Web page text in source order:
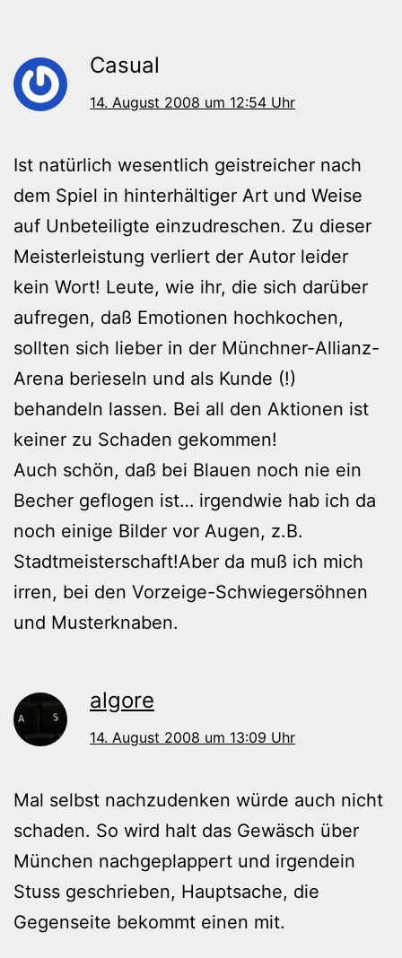
Casual
14. August 2008 um 12:54 Uhr
Ist natürlich wesentlich geistreicher nach
dem Spiel in hinterhältiger Art und Weise
auf Unbeteiligte einzudreschen. Zu dieser
Meisterleistung verliert der Autor leider
kein Wort! Leute, wie ihr, die sich darüber
aufregen, daß Emotionen hochkochen,
sollten sich lieber in der Münchner-Allianz-
Arena berieseln und als Kunde (!)
behandeln lassen. Bei all den Aktionen ist
keiner zu Schaden gekommen!
Auch schön, daß bei Blauen noch nie ein
Becher geflogen ist… irgendwie hab ich da
noch einige Bilder vor Augen, z.B.
Stadtmeisterschaft!Aber da muß ich mich
irren, bei den Vorzeige-Schwiegersöhnen
und Musterknaben.
algore
14. August 2008 um 13:09 Uhr
Mal selbst nachzudenken würde auch nicht
schaden. So wird halt das Gewäsch über
München nachgeplappert und irgendein
Stuss geschrieben, Hauptsache, die
Gegenseite bekommt einen mit.